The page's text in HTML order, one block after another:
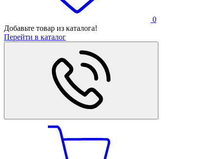
0
Добавьте товар из каталога!
Перейти в каталог